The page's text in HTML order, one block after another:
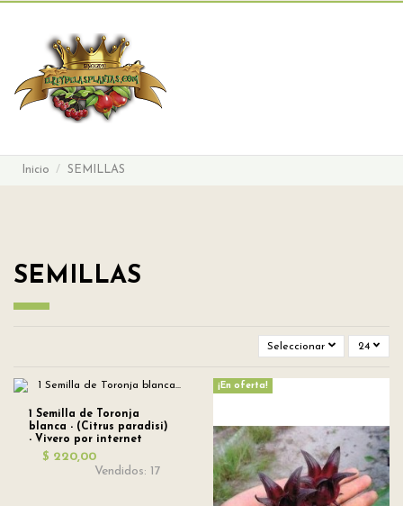
Inicio SEMILLAS
SEMILLAS
Seleccionar 24
1 Semilla de Toronja
blanca - (Citrus paradisi)
- Vivero por internet
$ 220,00
Vendidos: 17
¡En oferta!